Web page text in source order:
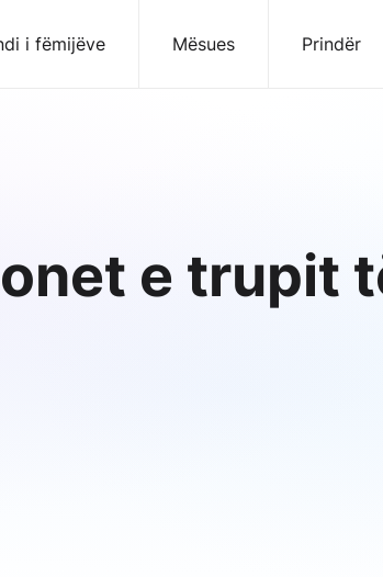
i fëmijëve Mësues Prindër
e trupit